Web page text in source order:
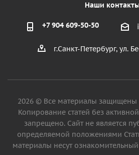
Наши
+7 904 609-50-50
г.Санкт-Петербург, ул.
2026 © Все материалы защищены
Копирование статей без
запрещено. Сайт не является
определяемой положениями
материалы несут